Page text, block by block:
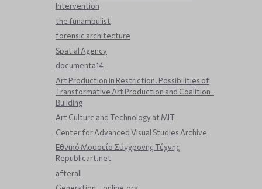
Intervention
the funambulist
forensic architecture
Spatial Agency
documenta14
Art Production in Restriction. Possibilities of
Transformative Art Production and Coalition-
Building
Art Culture and Technology at MIT
Center for Advanced Visual Studies Archive
Εθνικό Μουσείο Σύγχρονης Τέχνης
Republicart.net
afterall